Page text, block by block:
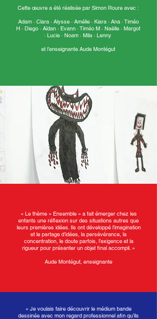
Cette œuvre a été réalisée par Simon Roure avec :
Adam · Clara · Alysse · Amélie · Kiara · Ana · Timéo
H · Diego · Aïdan · Evann · Timéo M · Naëlle · Margot
· Lucie · Noam · Mila · Lenny
et l’enseignante Aude Montégut
« Le thème « Ensemble » a fait émerger chez les
enfants une réflexion sur des situations autres que
leurs premières idées. Ils ont développé l’imagination
et le partage d’idées, la persévérance, la
concentration, le doute parfois, l’exigence et la
rigueur pour présenter un objet final accompli. »
Aude Montégut, enseignante
« Je voulais faire découvrir le médium bande
dessinée avec mon regard professionnel afin qu’ils